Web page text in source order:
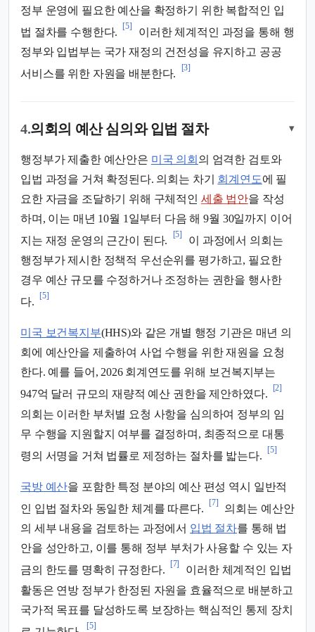
정부 운영에 필요한 예산을 확정하기 위한 복합적인 입
법 절차를 수행한다.
[5]
이러한 체계적인 과정을 통해 행
정부와 입법부는 국가 재정의 건전성을 유지하고 공공
서비스를 위한 자원을 배분한다.
[3]
4.의회의 예산 심의와 입법 절차 ▾
행정부가 제출한 예산안은 미국 의회 의 엄격한 검토와
입법 과정을 거쳐 확정된다. 의회는 차기 회계연도에 필
요한 자금을 조달하기 위해 구체적인 세출 법안을 작성
하며, 이는 매년 10월 1일부터 다음 해 9월 30일까지 이어
지는 재정 운영의 근간이 된다.
[5]
이 과정에서 의회는
행정부가 제시한 정책적 우선순위를 평가하고, 필요한
경우 예산 규모를 수정하거나 조정하는 권한을 행사한
다.
[5]
미국 보건복지부(HHS)와 같은 개별 행정 기관은 매년 의
회에 예산안을 제출하여 사업 수행을 위한 재원을 요청
한다. 예를 들어, 2026 회계연도를 위해 보건복지부는
947억 달러 규모의 재량적 예산 권한을 제안하였다.
[2]
의회는 이러한 부처별 요청 사항을 심의하여 정부의 임
무 수행을 지원할지 여부를 결정하며, 최종적으로 대통
령의 서명을 거쳐 법률로 제정하는 절차를 밟는다.
[5]
국방 예산을 포함한 특정 분야의 예산 편성 역시 일반적
인 입법 절차와 동일한 체계를 따른다.
[7]
의회는 예산안
의 세부 내용을 검토하는 과정에서 입법 절차를 통해 법
안을 성안하고, 이를 통해 정부 부처가 사용할 수 있는 자
금의 한도를 명확히 규정한다.
[7]
이러한 체계적인 입법
활동은 연방 정부가 한정된 자원을 효율적으로 배분하고
국가적 목표를 달성하도록 보장하는 핵심적인 통제 장치
[5]